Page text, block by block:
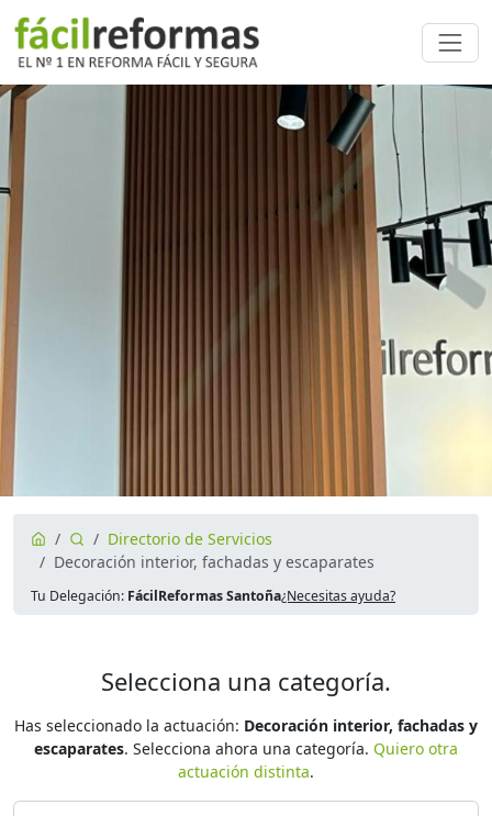
Directorio de Servicios
Decoración interior, fachadas y escaparates
Tu Delegación: FácilReformas Santoña¿Necesitas ayuda?
Selecciona una categoría.
Has seleccionado la actuación: Decoración interior, fachadas y
escaparates. Selecciona ahora una categoría. Quiero otra
actuación distinta.